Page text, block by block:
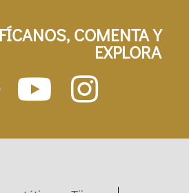
COMENTA Y
EXPLORA